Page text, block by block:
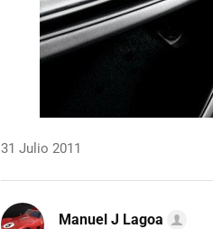
31 Julio 2011
Manuel J Lagoa